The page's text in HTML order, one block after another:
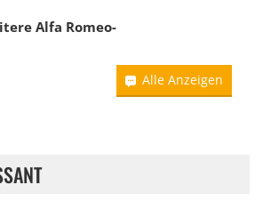
Alfa Romeo-
Alle Anzeigen